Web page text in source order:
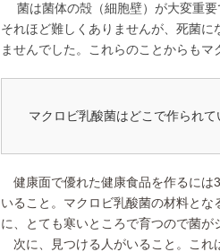
菌は菌体の殻（細胞壁）が大変重要
それほど難しくありませんが、死菌
ませんでした。これらのことからもマ
マクロビ乳酸菌はどこで作られて
健康面で優れた健康食品を作るには
いること。マクロビ乳酸菌の材料と
に、とても寒いところで育つので菌が
次に、見つける人がいること。これ